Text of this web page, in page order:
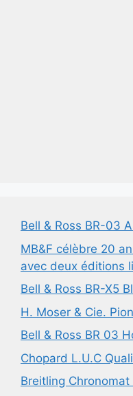
Bell & Ross BR-03
MB&F célèbre 20
avec deux éditions
Bell & Ross BR-X5
H. Moser & Cie.
Bell & Ross BR 03
Chopard L.U.C
Breitling